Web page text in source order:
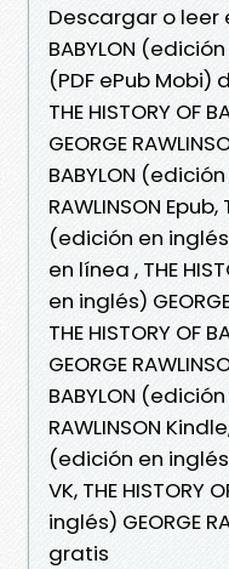
Descargar o leer
BABYLON
(PDF ePub Mobi)
THE HISTORY OF
GEORGE
BABYLON
RAWLINSON Epub,
(edición en inglés)
en línea , THE
en inglés)
THE HISTORY OF
GEORGE
BABYLON
RAWLINSON
(edición en inglés)
VK, THE HISTORY
inglés) GEORGE
gratis